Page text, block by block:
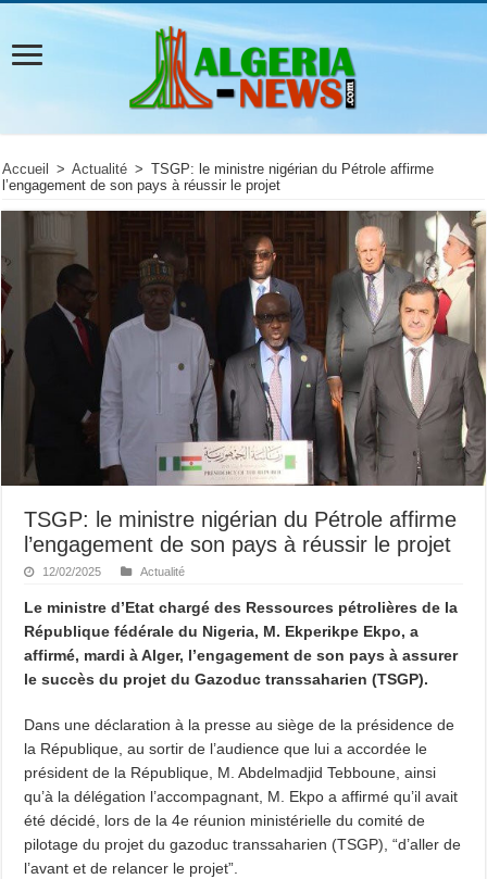
Accueil > Actualité > TSGP: le ministre nigérian du Pétrole affirme
l’engagement de son pays à réussir le projet
TSGP: le ministre nigérian du Pétrole affirme
l’engagement de son pays à réussir le projet
12/02/2025 Actualité
Le ministre d’Etat chargé des Ressources pétrolières de la
République fédérale du Nigeria, M. Ekperikpe Ekpo, a
affirmé, mardi à Alger, l’engagement de son pays à assurer
le succès du projet du Gazoduc transsaharien (TSGP).
Dans une déclaration à la presse au siège de la présidence de
la République, au sortir de l’audience que lui a accordée le
président de la République, M. Abdelmadjid Tebboune, ainsi
qu’à la délégation l’accompagnant, M. Ekpo a affirmé qu’il avait
été décidé, lors de la 4e réunion ministérielle du comité de
pilotage du projet du gazoduc transsaharien (TSGP), “d’aller de
l’avant et de relancer le projet”.